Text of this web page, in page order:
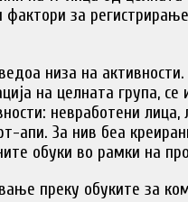
за
низа на
на целната група, се
невработени
апи. За нив беа
обуки во рамки на
преку обуките за